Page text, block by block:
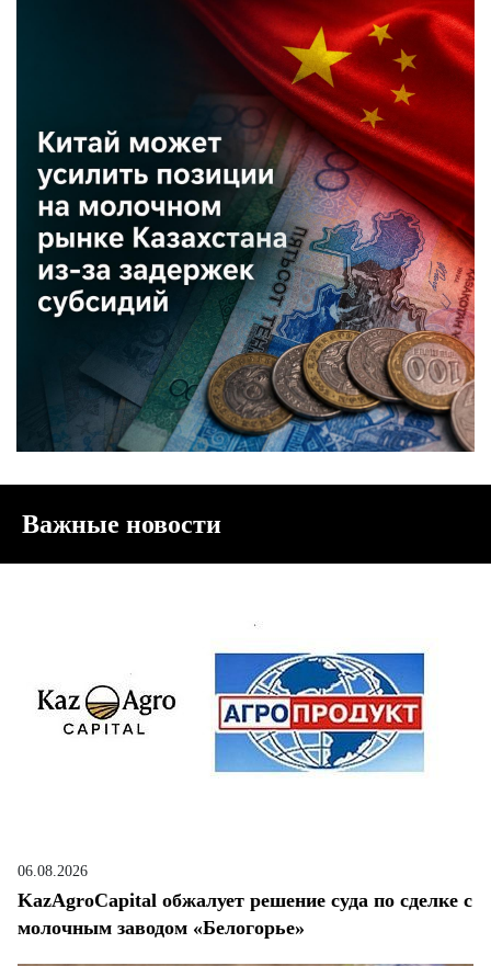
Важные новости
06.08.2026
KazAgroCapital обжалует решение суда по сделке с
молочным заводом «Белогорье»